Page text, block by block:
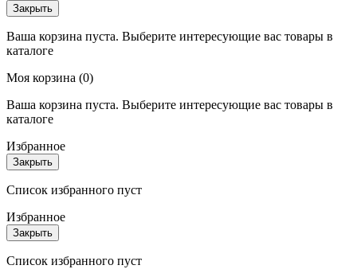
Закрыть
Ваша корзина пуста. Выберите интересующие вас товары в
каталоге
Моя корзина (0)
Ваша корзина пуста. Выберите интересующие вас товары в
каталоге
Избранное
Закрыть
Список избранного пуст
Избранное
Закрыть
Список избранного пуст